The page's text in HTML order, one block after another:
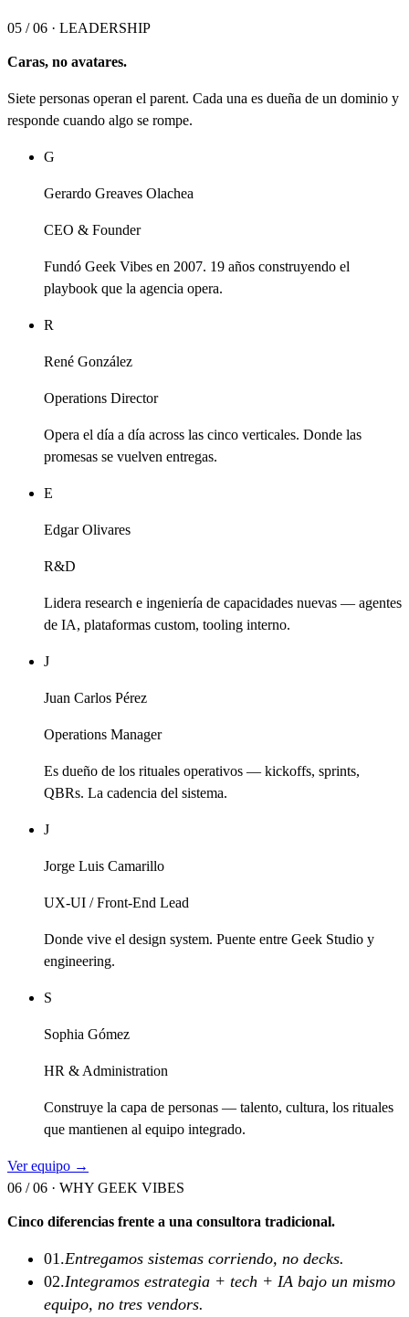
05 / 06 · LEADERSHIP
Caras, no avatares.
Siete personas operan el parent. Cada una es dueña de un dominio y
responde cuando algo se rompe.
G
Gerardo Greaves Olachea
CEO & Founder
Fundó Geek Vibes en 2007. 19 años construyendo el
playbook que la agencia opera.
R
René González
Operations Director
Opera el día a día across las cinco verticales. Donde las
promesas se vuelven entregas.
E
Edgar Olivares
R&D
Lidera research e ingeniería de capacidades nuevas — agentes
de IA, plataformas custom, tooling interno.
J
Juan Carlos Pérez
Operations Manager
Es dueño de los rituales operativos — kickoffs, sprints,
QBRs. La cadencia del sistema.
J
Jorge Luis Camarillo
UX-UI / Front-End Lead
Donde vive el design system. Puente entre Geek Studio y
engineering.
S
Sophia Gómez
HR & Administration
Construye la capa de personas — talento, cultura, los rituales
que mantienen al equipo integrado.
Ver equipo →
06 / 06 · WHY GEEK VIBES
Cinco diferencias frente a una consultora tradicional.
01.Entregamos sistemas corriendo, no decks.
02.Integramos estrategia + tech + IA bajo un mismo
equipo, no tres vendors.